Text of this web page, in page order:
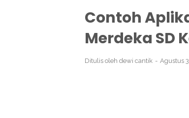
Contoh
Merdeka SD
Ditulis oleh dewi cantik Agustus